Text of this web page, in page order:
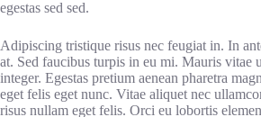
egestas sed sed.
Adipiscing tristique risus nec feugiat in. In
at. Sed faucibus turpis in eu mi. Mauris vitae
integer. Egestas pretium aenean pharetra
eget felis eget nunc. Vitae aliquet nec
risus nullam eget felis. Orci eu lobortis